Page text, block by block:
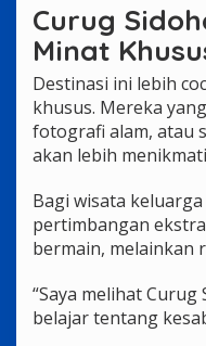
Curug
Minat
Destinasi ini lebih
khusus. Mereka
fotografi alam, atau
akan lebih
Bagi wisata
pertimbangan
bermain, melainkan
“Saya melihat
belajar tentang